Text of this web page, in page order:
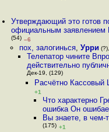
Утверждающий это готов
официальным
(54) –6
пох, залогинься, Урри
Телепатор чините
действительно
Дек-19, (129)
Расчётно Кассовый
+1
Что характерно
ошибка Он
Вы знаете, в чем-
(175) +1